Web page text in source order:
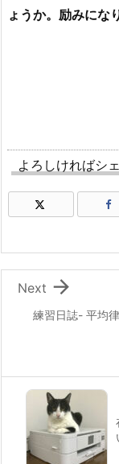
ょうか。励みにな
よろしければシ
練習日誌- 平均

Next